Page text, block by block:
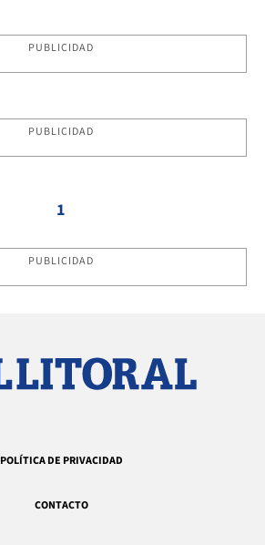
PUBLICIDAD
PUBLICIDAD
1
PUBLICIDAD
POLÍTICA DE PRIVACIDAD
CONTACTO